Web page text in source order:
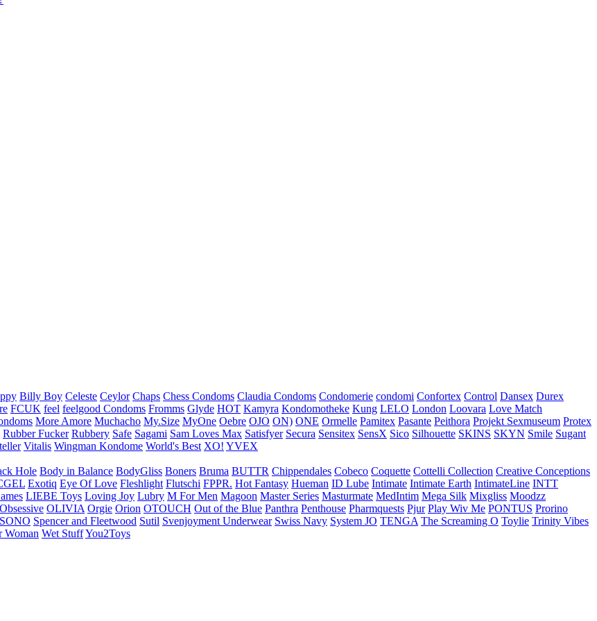
Billy Boy Celeste Ceylor Chaps Chess Condoms Claudia Condoms Condomerie condomi Confortex Control Dansex Durex
FCUK feel feelgood Condoms Fromms Glyde HOT Kamyra Kondomotheke Kung LELO London Loovara Love Match
More Amore Muchacho My.Size MyOne Oebre OJO ON) ONE Ormelle Pamitex Pasante Peithora Projekt Sexmuseum Protex
Rubber Fucker Rubbery Safe Sagami Sam Loves Max Satisfyer Secura Sensitex SensX Sico Silhouette SKINS SKYN Smile Sugant
Vitalis Wingman Kondome World's Best XO! YVEX
Hole Body in Balance BodyGliss Boners Bruma BUTTR Chippendales Cobeco Coquette Cottelli Collection Creative Conceptions
Exotiq Eye Of Love Fleshlight Flutschi FPPR. Hot Fantasy Hueman ID Lube Intimate Intimate Earth IntimateLine INTT
LIEBE Toys Loving Joy Lubry M For Men Magoon Master Series Masturmate MedIntim Mega Silk Mixgliss Moodzz
Obsessive OLIVIA Orgie Orion OTOUCH Out of the Blue Panthra Penthouse Pharmquests Pjur Play Wiv Me PONTUS Prorino
SONO Spencer and Fleetwood Sutil Svenjoyment Underwear Swiss Navy System JO TENGA The Screaming O Toylie Trinity Vibes
Woman Wet StuffYou2Toys